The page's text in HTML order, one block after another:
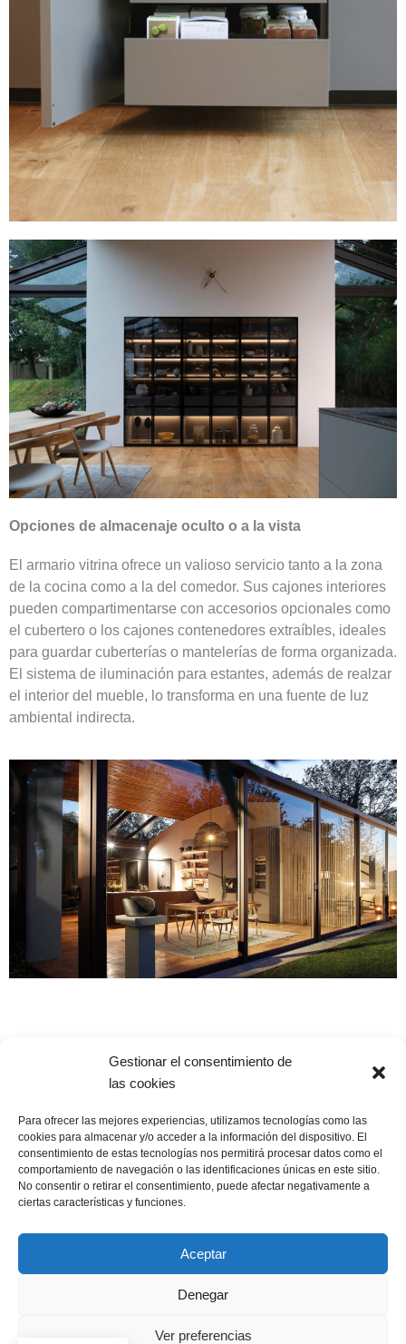
Gestionar el consentimiento de
las cookies
Para ofrecer las mejores experiencias, utilizamos tecnologías como las
cookies para almacenar y/o acceder a la información del dispositivo. El
consentimiento de estas tecnologías nos permitirá procesar datos como el
comportamiento de navegación o las identificaciones únicas en este sitio.
No consentir o retirar el consentimiento, puede afectar negativamente a
ciertas características y funciones.
Aceptar
Denegar
Ver preferencias
Opciones de almacenaje oculto o a la vista
El armario vitrina ofrece un valioso servicio tanto a la zona
de la cocina como a la del comedor. Sus cajones interiores
pueden compartimentarse con accesorios opcionales como
el cubertero o los cajones contenedores extraíbles, ideales
para guardar cuberterías o mantelerías de forma organizada.
El sistema de iluminación para estantes, además de realzar
el interior del mueble, lo transforma en una fuente de luz
ambiental indirecta.
Cocina con isla, comedor y salón
Cocina lineal con gran vitrina, estudio y salón
Cocina con isla, mesa y aparador
Por qué elegir Cocinas Santos DENIA